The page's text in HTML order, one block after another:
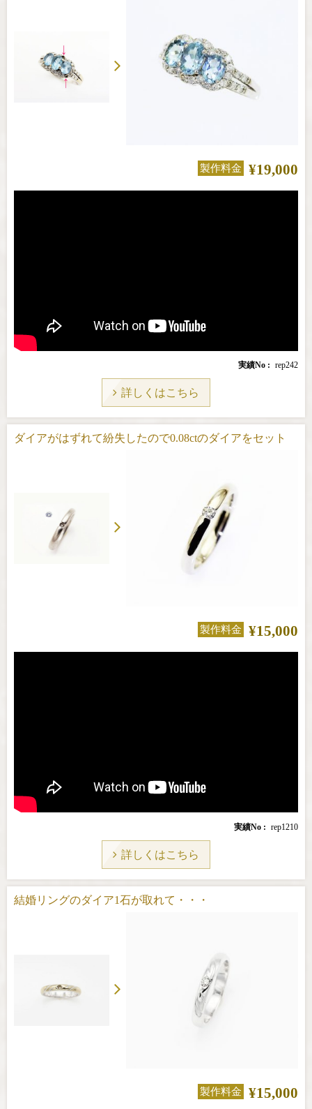
製作料金 ¥19,000
実績No rep242
詳しくはこちら
ダイアがはずれて紛失したので0.08ctのダイアをセット
製作料金 ¥15,000
実績No rep1210
詳しくはこちら
結婚リングのダイア1石が取れて・・・
製作料金 ¥15,000